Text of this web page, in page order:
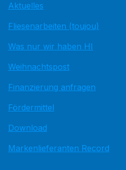
Aktuelles
Fliesenarbeiten (toujou)
Was nur wir haben HI
Weihnachtspost
Finanzierung anfragen
Fördermittel
Download
Markenlieferanten Record